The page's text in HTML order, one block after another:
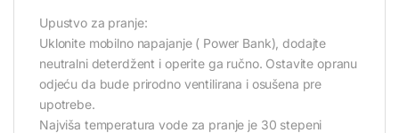
Upustvo za pranje:
Uklonite mobilno napajanje ( Power Bank), dodajte
neutralni deterdžent i operite ga ručno. Ostavite opranu
odjeću da bude prirodno ventilirana i osušena pre
upotrebe.
Najviša temperatura vode za pranje je 30 stepeni